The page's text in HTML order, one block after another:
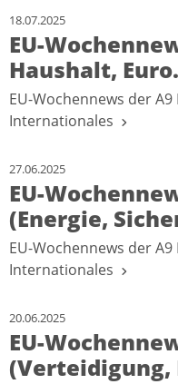
18.07.2025
EU-
Haushalt,
EU-Wochennews der
Internationales
27.06.2025
EU-
(Energie,
EU-Wochennews der
Internationales
20.06.2025
EU-